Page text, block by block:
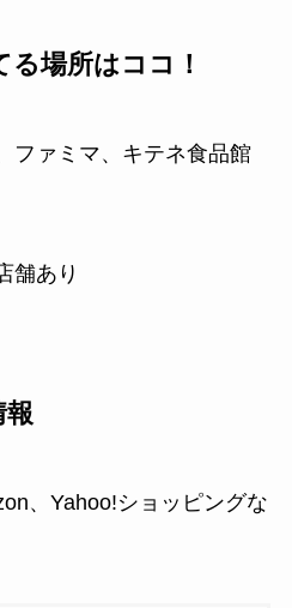
場所はココ！
ファミマ、キテネ食品館
舗あり
報
、Yahoo!ショッピングな